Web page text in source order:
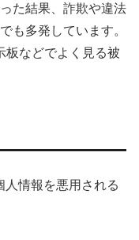
た結果、詐欺や違法
も多発しています。
板などでよく見る被
情報を悪用される